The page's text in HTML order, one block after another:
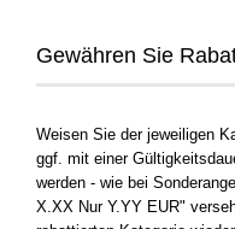
Gewähren Sie
Weisen Sie der jeweiligen
ggf. mit einer
werden - wie bei
X.XX Nur Y.YY EUR"